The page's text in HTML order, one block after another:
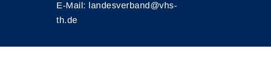
E-Mail: landesverband@vhs-
th.de